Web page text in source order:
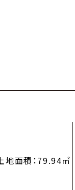
地面積：79.94㎡